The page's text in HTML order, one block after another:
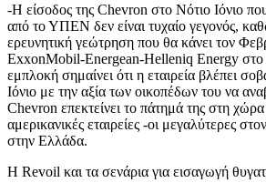
-H είσοδος της Chevron στο Νότιο Ιόνιο
από το ΥΠΕΝ δεν είναι τυχαίο γεγονός,
ερευνητική γεώτρηση που θα κάνει τον
ExxonMobil-Energean-Helleniq Energy στο
εμπλοκή σημαίνει ότι η εταιρεία βλέπει
Ιόνιο με την αξία των οικοπέδων του να
Chevron επεκτείνει το πάτημά της στη χώρα
αμερικανικές εταιρείες -οι μεγαλύτερες
στην Ελλάδα.
Η Revoil και τα σενάρια για εισαγωγή